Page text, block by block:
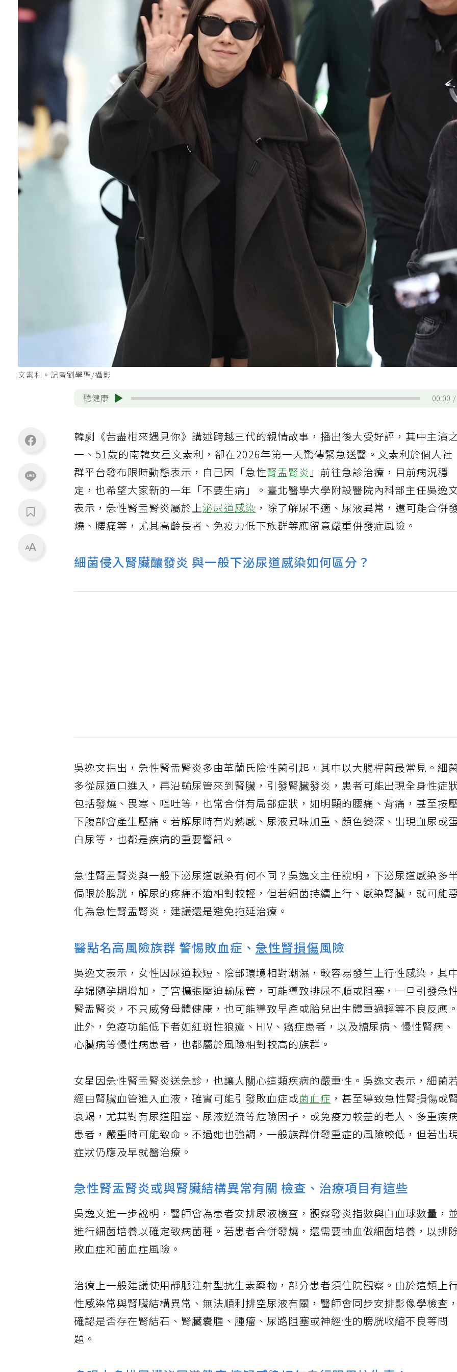
文素利。記者劉學聖/攝影
聽健康 00:00
韓劇《苦盡柑來遇見你》講述跨越三代的親情故事，播出後大受好評，其中主演
一、51歲的南韓女星文素利，卻在2026年第一天驚傳緊急送醫。文素利於個人社
群平台發布限時動態表示，自己因「急性腎盂腎炎」前往急診治療，目前病況穩
定，也希望大家新的一年「不要生病」。臺北醫學大學附設醫院內科部主任吳逸
表示，急性腎盂腎炎屬於上泌尿道感染 ，除了解尿不適、尿液異常，還可能合併
燒、腰痛等，尤其高齡長者、免疫力低下族群等應留意嚴重併發症風險。
細菌侵入腎臟釀發炎 與一般下泌尿道感染如何區分？
吳逸文指出，急性腎盂腎炎多由革蘭氏陰性菌引起，其中以大腸桿菌最常見。細菌
多從尿道口進入，再沿輸尿管來到腎臟，引發腎臟發炎，患者可能出現全身性症
包括發燒、畏寒、嘔吐等，也常合併有局部症狀，如明顯的腰痛、背痛，甚至按
下腹部會產生壓痛。若解尿時有灼熱感、尿液異味加重、顏色變深、出現血尿或
白尿等，也都是疾病的重要警訊。
急性腎盂腎炎與一般下泌尿道感染有何不同？吳逸文主任說明，下泌尿道感染多
侷限於膀胱，解尿的疼痛不適相對較輕，但若細菌持續上行、感染腎臟，就可能
化為急性腎盂腎炎，建議還是避免拖延治療。
醫點名高風險族群 警惕敗血症、急性腎損傷風險
吳逸文表示，女性因尿道較短、陰部環境相對潮濕，較容易發生上行性感染，其
孕婦隨孕期增加，子宮擴張壓迫輸尿管，可能導致排尿不順或阻塞，一旦引發急
腎盂腎炎，不只威脅母體健康，也可能導致早產或胎兒出生體重過輕等不良反應。
此外，免疫功能低下者如紅斑性狼瘡、HIV、癌症患者，以及糖尿病、慢性腎病、
心臟病等慢性病患者，也都屬於風險相對較高的族群。
女星因急性腎盂腎炎送急診，也讓人關心這類疾病的嚴重性。吳逸文表示，細菌若
經由腎臟血管進入血液，確實可能引發敗血症或菌血症 ，甚至導致急性腎損傷或腎
衰竭，尤其對有尿道阻塞、尿液逆流等危險因子，或免疫力較差的老人、多重疾
患者，嚴重時可能致命。不過她也強調，一般族群併發重症的風險較低，但若出
症狀仍應及早就醫治療。
急性腎盂腎炎或與腎臟結構異常有關 檢查、治療項目有這些
吳逸文進一步說明，醫師會為患者安排尿液檢查，觀察發炎指數與白血球數量，
進行細菌培養以確定致病菌種。若患者合併發燒，還需要抽血做細菌培養，以排
敗血症和菌血症風險。
治療上一般建議使用靜脈注射型抗生素藥物，部分患者須住院觀察。由於這類上行
性感染常與腎臟結構異常、無法順利排空尿液有關，醫師會同步安排影像學檢查，
確認是否存在腎結石、腎臟囊腫、腫瘤、尿路阻塞或神經性的膀胱收縮不良等問
題。